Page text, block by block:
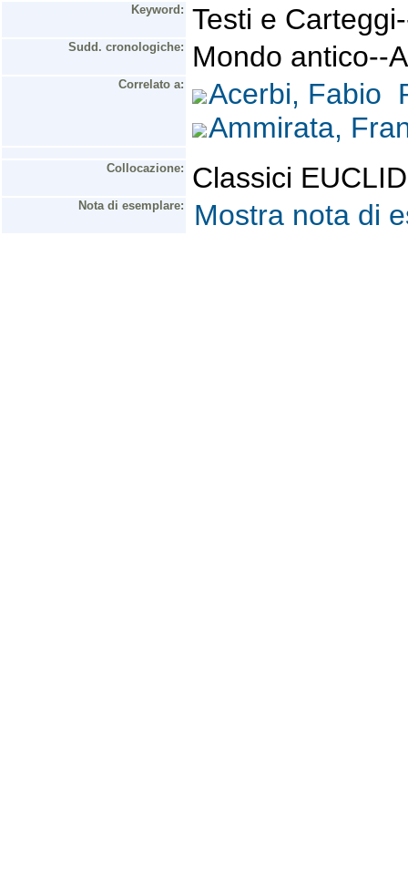
Keyword: Testi e
Sudd. cronologiche: Mondo antico--
Correlato a:
Acerbi, Fabio
Ammirata,
Collocazione: Classici
Nota di esemplare: Mostra nota di